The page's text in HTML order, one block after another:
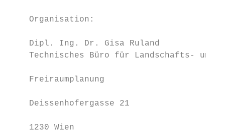
Organisation:
    Dipl. Ing. Dr. Gisa Ruland
    Technisches Büro für Landschafts- und
    Freiraumplanung
    Deissenhofergasse 21
    1230 Wien